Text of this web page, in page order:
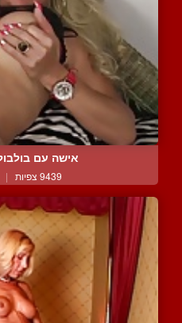
אישה עם
9439 צפיות |